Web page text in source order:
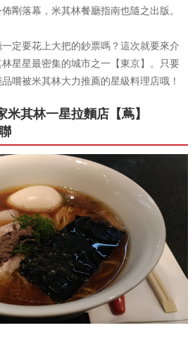
剛落幕，米其林餐廳指南也隨之出版。
定要花上大把的鈔票嗎？這次就要來介
星星最密集的城市之一【東京】。只要
嚐被米其林大力推薦的星級料理店哦！
米其林一星拉麵店【蔦】